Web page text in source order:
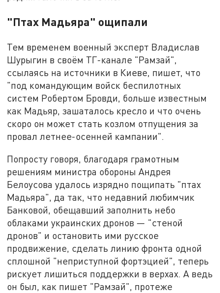
"Птах Мадьяра" ощипали
Тем временем военный эксперт Владислав
Шурыгин в своём ТГ-канале "Рамзай",
ссылаясь на источники в Киеве, пишет, что
"под командующим войск беспилотных
систем Робертом Бровди, больше известным
как Мадьяр, зашаталось кресло и что очень
скоро он может стать козлом отпущения за
провал летнее-осенней кампании".
Попросту говоря, благодаря грамотным
решениям министра обороны Андрея
Белоусова удалось изрядно пощипать "птах
Мадьяра", да так, что недавний любимчик
Банковой, обещавший заполнить небо
облаками украинских дронов — "стеной
дронов" и остановить ими русское
продвижение, сделать линию фронта одной
сплошной "неприступной фортэцией", теперь
рискует лишиться поддержки в верхах. А ведь
он был, как пишет "Рамзай", протеже